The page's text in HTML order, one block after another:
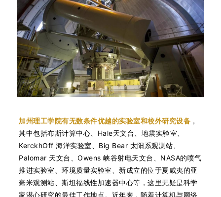
加州理工学院有无数条件优越的实验室和校外研究设备 ，
其中包括布斯计算中心、Hale天文台、地震实验室、
KerckhOff 海洋实验室、Big Bear 太阳系观测站、
Palomar 天文台、Owens 峡谷射电天文台、NASA的喷气
推进实验室、环境质量实验室、新成立的位于夏威夷的亚
毫米观测站、斯坦福线性加速器中心等，这里无疑是科学
家潜心研究的最佳工作地点。近年来，随着计算机与网络